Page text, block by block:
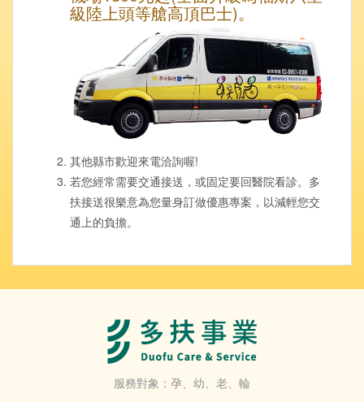
級陸上頭等艙高頂巴士)。
其他縣市歡迎來電洽詢喔!
若您經常需要交通接送，或固定要回醫院看診。多
扶接送很樂意為您量身訂做優惠專案，以減輕您交
通上的負擔。
服務對象：孕、幼、老、輪